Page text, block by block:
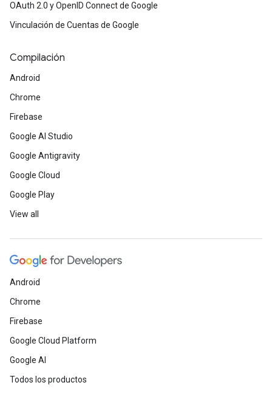
OAuth 2.0 y OpenID Connect de Google
Vinculación de Cuentas de Google
Compilación
Android
Chrome
Firebase
Google AI Studio
Google Antigravity
Google Cloud
Google Play
View all
Android
Chrome
Firebase
Google Cloud Platform
Google AI
Todos los productos